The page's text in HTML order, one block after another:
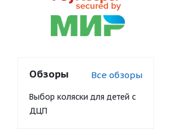
Обзоры Все обзоры
Выбор коляски для детей с
ДЦП